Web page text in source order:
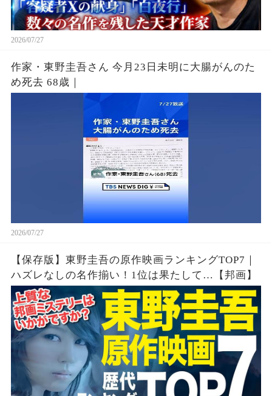
2026/07/27
作家・東野圭吾さん 今月23日未明に大腸がんのた
め死去 68歳｜
2026/07/27
【保存版】東野圭吾の原作映画ランキングTOP7｜
ハズレなしの名作揃い！1位は果たして…【邦画】